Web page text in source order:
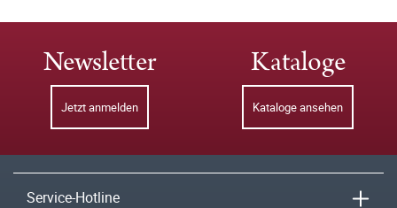
Newsletter
Jetzt anmelden
Kataloge
Kataloge ansehen
Service-Hotline